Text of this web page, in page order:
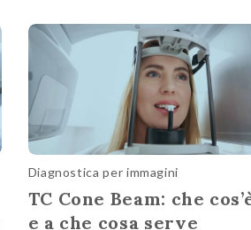
Diagnostica per immagini
TC Cone Beam: che
e a che cosa serve